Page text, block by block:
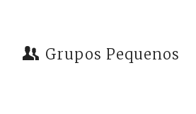
Grupos Pequenos